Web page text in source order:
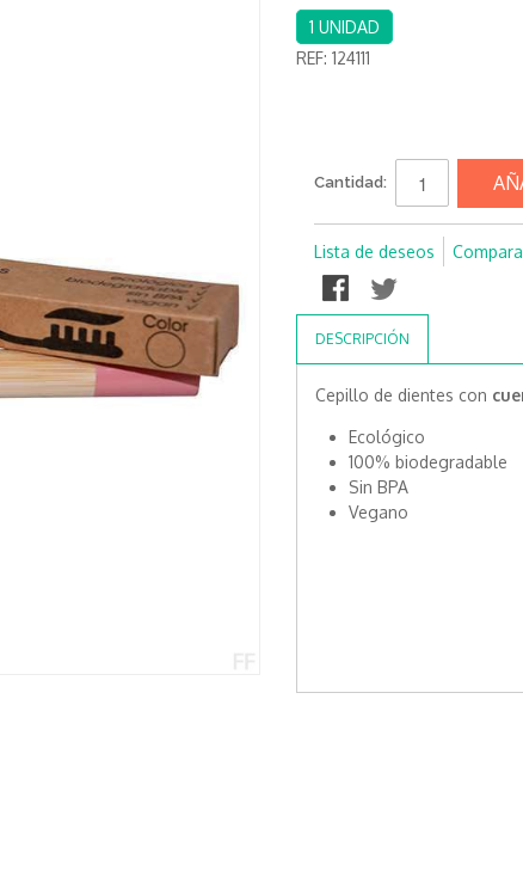
1 UNIDAD
REF: 124111
Cantidad:
Lista de deseos
DESCRIPCIÓN
Cepillo de dientes con
Ecológico
100% biodegradable
Sin BPA
Vegano